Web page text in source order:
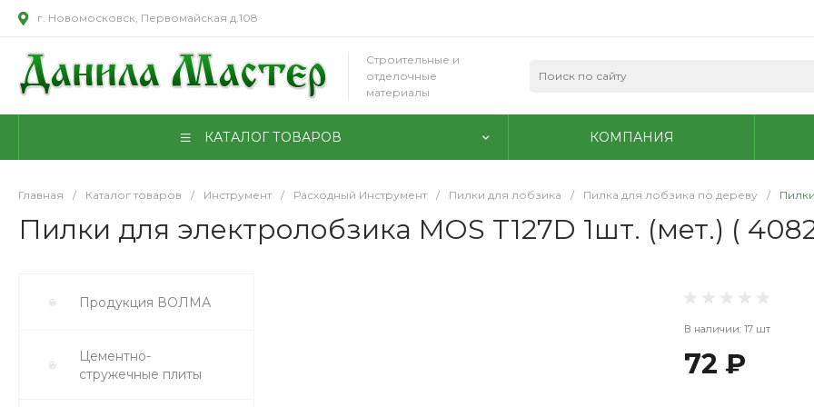
г. Новомосковск, Первомайская д.108
Строительные и
отделочные
материалы
КАТАЛОГ ТОВАРОВ КОМПАНИЯ
Главная / Каталог товаров / Инструмент / Расходный Инструмент / Пилки для лобзика / Пилка для лобзика по дереву /
Пилки для электролобзика MOS T127D 1шт. (мет.) (
Продукция ВОЛМА
Цементно-
стружечные плиты
В наличии: 17 шт
72 ₽